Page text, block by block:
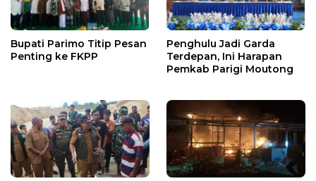
Bupati Parimo Titip Pesan
Penting ke FKPP
Penghulu Jadi Garda
Terdepan, Ini Harapan
Pemkab Parigi Moutong